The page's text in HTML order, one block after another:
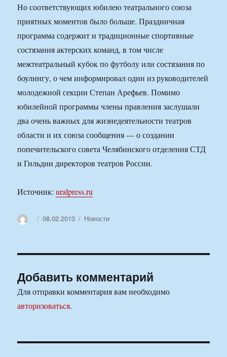
Но соответствующих юбилею театрального союза
приятных моментов было больше. Праздничная
программа содержит и традиционные спортивные
состязания актерских команд, в том числе
межтеатральный кубок по футболу или состязания по
боулингу, о чем информировал один из руководителей
молодежной секции Степан Арефьев. Помимо
юбилейной программы члены правления заслушали
два очень важных для жизнедеятельности театров
области и их союза сообщения — о создании
попечительского совета Челябинского отделения СТД
и Гильдии директоров театров России.
Источник:uralpress.ru
АвторОпубликовано
08.02.2013 Рубрики
Новости
Добавить комментарий
Для отправки комментария вам необходимо
авторизоваться.